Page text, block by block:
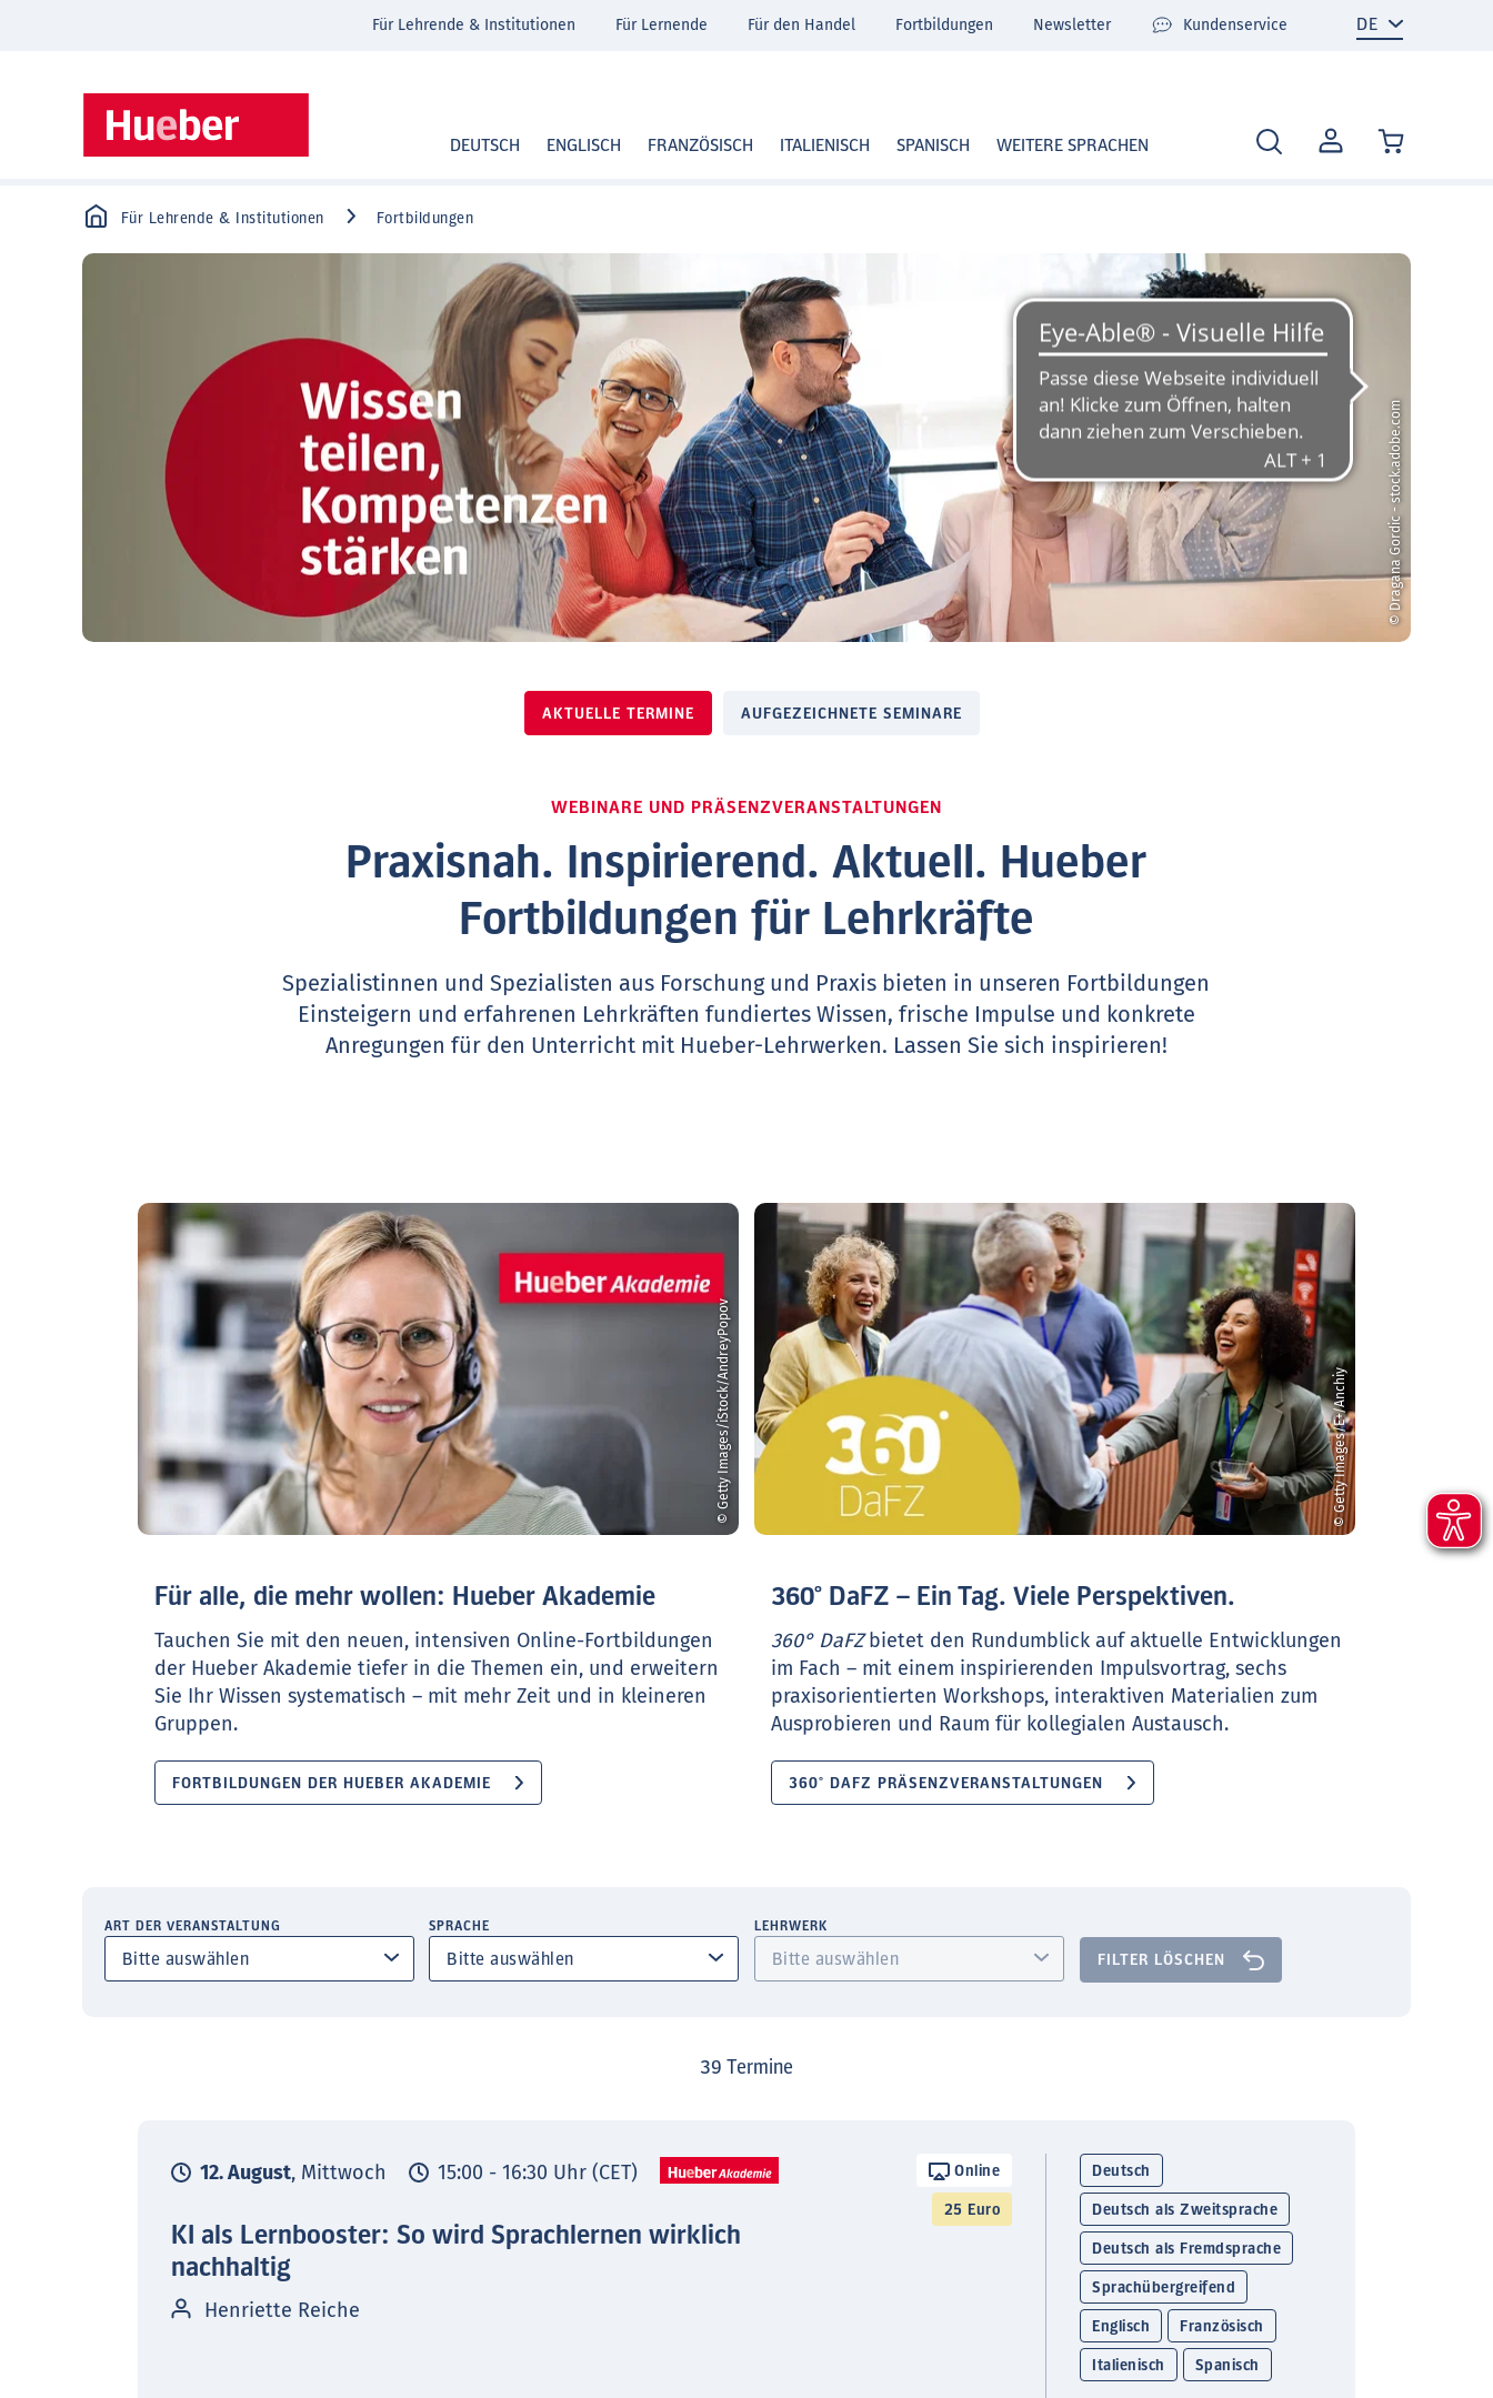
MEIN
KONTO
DEUTSCH ENGLISCH FRANZÖSISCH ITALIENISCH SPANISCH WEITERE SPRACHEN
Für Lehrende & Institutionen Für Lernende Für den Handel Fortbildungen Newsletter Kundenservice
Für Lehrende & Institutionen Fortbildungen
© Dragana Gordic - stock.adobe.com
AKTUELLE TERMINE AUFGEZEICHNETE SEMINARE
WEBINARE UND PRÄSENZVERANSTALTUNGEN
Praxisnah. Inspirierend. Aktuell. Hueber
Fortbildungen für Lehrkräfte
Spezialistinnen und Spezialisten aus Forschung und Praxis bieten in unseren Fortbildungen
Einsteigern und erfahrenen Lehrkräften fundiertes Wissen, frische Impulse und konkrete
Anregungen für den Unterricht mit Hueber-Lehrwerken. Lassen Sie sich inspirieren!
© Getty Images/iStock/AndreyPopov
Für alle, die mehr wollen: Hueber Akademie
Tauchen Sie mit den neuen, intensiven Online-Fortbildungen
der Hueber Akademie tiefer in die Themen ein, und erweitern
Sie Ihr Wissen systematisch – mit mehr Zeit und in kleineren
Gruppen.
FORTBILDUNGEN DER HUEBER AKADEMIE
© Getty Images/E+/Anchiy
360° DaFZ – Ein Tag. Viele Perspektiven.
360° DaFZbietet den Rundumblick auf aktuelle Entwicklungen
im Fach – mit einem inspirierenden Impulsvortrag, sechs
praxisorientierten Workshops, interaktiven Materialien zum
Ausprobieren und Raum für kollegialen Austausch.
360° DAFZ PRÄSENZVERANSTALTUNGEN
ART DER VERANSTALTUNG SPRACHE LEHRWERK
FILTER LÖSCHEN
39 Termine
12. August, Mittwoch 15:00 - 16:30 Uhr (CET) Online
25 Euro
KI als Lernbooster: So wird Sprachlernen wirklich
nachhaltig
Henriette Reiche
Deutsch
Deutsch als Zweitsprache
Deutsch als Fremdsprache
Sprachübergreifend
Englisch Französisch
Italienisch Spanisch